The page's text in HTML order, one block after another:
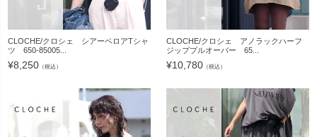
CLOCHE/クロシェ シアーベロアTシャ
ツ 650-85005...
¥8,250 （税込）
CLOCHE/クロシェ アノラックハーフ
ジッププルオーバー 65...
¥10,780 （税込）